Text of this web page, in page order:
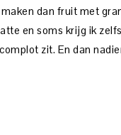
dan fruit met
en soms krijg ik
zit. En dan